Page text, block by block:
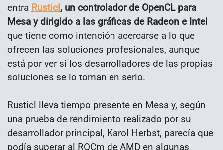
entra Rusticl, un controlador de OpenCL para
Mesa y dirigido a las gráficas de Radeon e Intel
que tiene como intención acercarse a lo que
ofrecen las soluciones profesionales, aunque
está por ver si los desarrolladores de las propias
soluciones se lo toman en serio.
Rusticl lleva tiempo presente en Mesa y, según
una prueba de rendimiento realizado por su
desarrollador principal, Karol Herbst, parecía que
podía superar al ROCm de AMD en algunas